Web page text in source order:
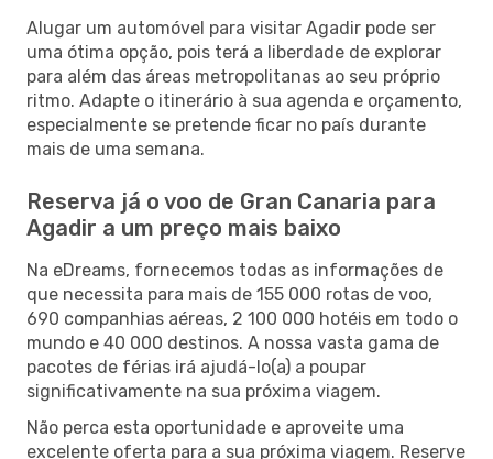
Alugar um automóvel para visitar Agadir pode ser
uma ótima opção, pois terá a liberdade de explorar
para além das áreas metropolitanas ao seu próprio
ritmo. Adapte o itinerário à sua agenda e orçamento,
especialmente se pretende ficar no país durante
mais de uma semana.
Reserva já o voo de Gran Canaria para
Agadir a um preço mais baixo
Na eDreams, fornecemos todas as informações de
que necessita para mais de 155 000 rotas de voo,
690 companhias aéreas, 2 100 000 hotéis em todo o
mundo e 40 000 destinos. A nossa vasta gama de
pacotes de férias irá ajudá-lo(a) a poupar
significativamente na sua próxima viagem.
Não perca esta oportunidade e aproveite uma
excelente oferta para a sua próxima viagem. Reserve